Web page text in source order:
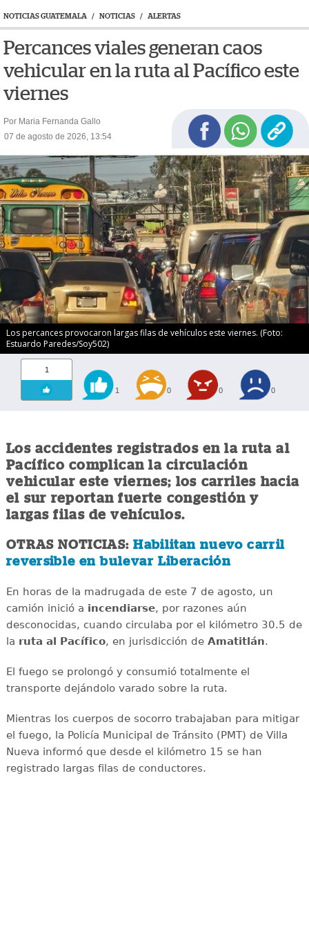
NOTICIAS GUATEMALA / NOTICIAS / ALERTAS
Percances viales generan caos
vehicular en la ruta al Pacífico este
viernes
Por Maria Fernanda Gallo
07 de agosto de 2026, 13:54
Los percances provocaron largas filas de vehículos este viernes. (Foto:
Estuardo Paredes/Soy502)
1
1 0 0 0
Los accidentes registrados en la ruta al
Pacífico complican la circulación
vehicular este viernes; los carriles hacia
el sur reportan fuerte congestión y
largas filas de vehículos.
OTRAS NOTICIAS:Habilitan nuevo carril
reversible en bulevar Liberación
En horas de la madrugada de este 7 de agosto, un
camión inició a incendiarse, por razones aún
desconocidas, cuando circulaba por el kilómetro 30.5 de
la ruta al Pacífico, en jurisdicción de Amatitlán.
El fuego se prolongó y consumió totalmente el
transporte dejándolo varado sobre la ruta.
Mientras los cuerpos de socorro trabajaban para mitigar
el fuego, la Policía Municipal de Tránsito (PMT) de Villa
Nueva informó que desde el kilómetro 15 se han
registrado largas filas de conductores.